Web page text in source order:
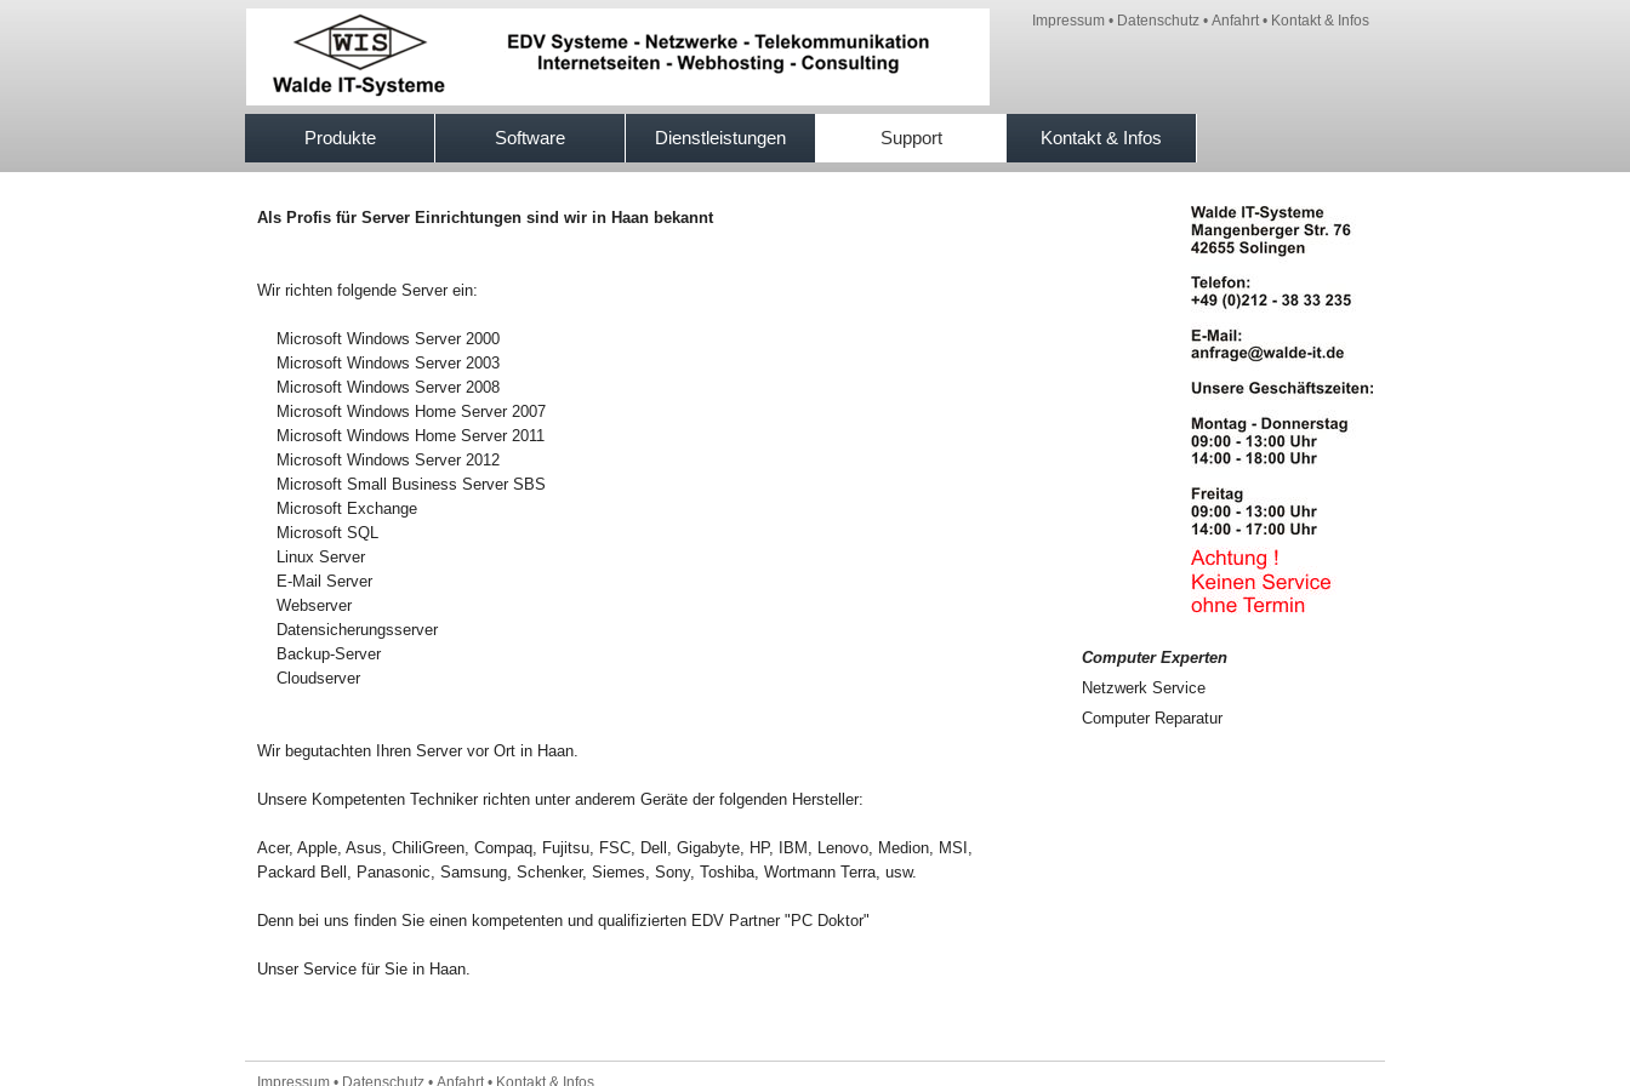
Impressum • Datenschutz • Anfahrt• Kontakt & Infos
Produkte Software Dienstleistungen Support Kontakt & Infos
Als Profis für Server Einrichtungen sind wir in Haan bekannt
Wir richten folgende Server ein:
Microsoft Windows Server 2000
Microsoft Windows Server 2003
Microsoft Windows Server 2008
Microsoft Windows Home Server 2007
Microsoft Windows Home Server 2011
Microsoft Windows Server 2012
Microsoft Small Business Server SBS
Microsoft Exchange
Microsoft SQL
Linux Server
E-Mail Server
Webserver
Datensicherungsserver
Backup-Server
Cloudserver
Wir begutachten Ihren Server vor Ort in Haan.
Unsere Kompetenten Techniker richten unter anderem Geräte der folgenden Hersteller:
Acer, Apple, Asus, ChiliGreen, Compaq, Fujitsu, FSC, Dell, Gigabyte, HP, IBM, Lenovo, Medion, MSI,
Packard Bell, Panasonic, Samsung, Schenker, Siemes, Sony, Toshiba, Wortmann Terra, usw.
Denn bei uns finden Sie einen kompetenten und qualifizierten EDV Partner "PC Doktor"
Unser Service für Sie in Haan.
Computer Experten
Netzwerk Service
Computer Reparatur
Impressum • Datenschutz • Anfahrt • Kontakt & Infos